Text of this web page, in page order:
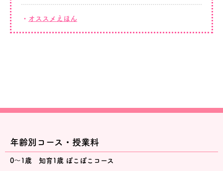
オススメえほん
年齢別コース・授業料
0～1歳 知育1歳 ぽこぽこコース